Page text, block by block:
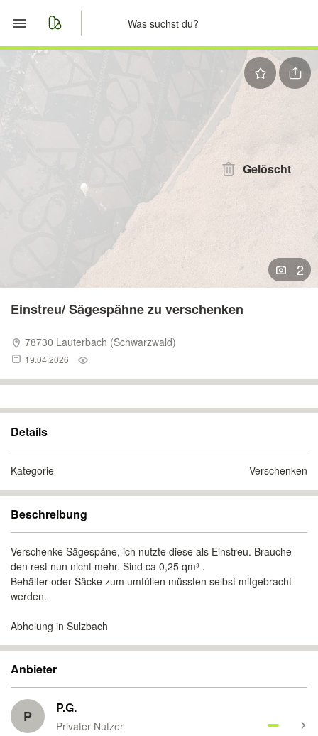
Nachrichten
Gelöscht
2
Einstreu/ Sägespähne zu verschenken
78730 Lauterbach (Schwarzwald)
19.04.2026
Details
Kategorie Verschenken
Beschreibung
Verschenke Sägespäne, ich nutzte diese als Einstreu. Brauche
den rest nun nicht mehr. Sind ca 0,25 qm³ .
Behälter oder Säcke zum umfüllen müssten selbst mitgebracht
werden.
Abholung in Sulzbach
Anbieter
P P.G.
Privater Nutzer